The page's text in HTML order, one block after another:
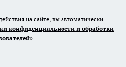
на сайте, вы автоматически
конфиденциальности и обработки
»